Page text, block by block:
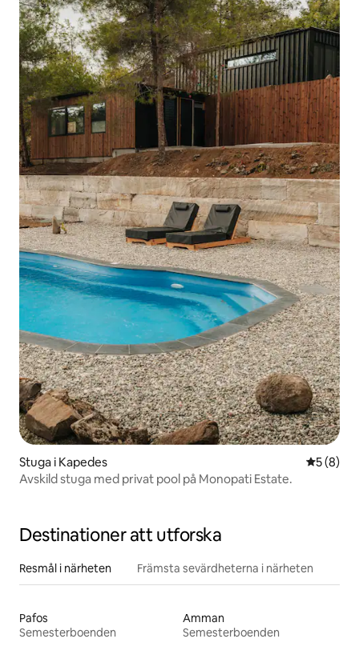
Stuga i Kapedes 5 av 5 i
5 (8)
Avskild stuga med privat pool på Monopati Estate.
Destinationer att utforska
Resmål i närheten Främsta sevärdheterna i närheten
Pafos
Semesterboenden
Amman
Semesterboenden